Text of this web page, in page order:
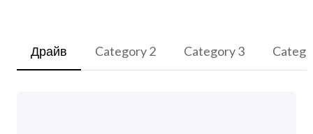
Драйв Category 2 Category 3